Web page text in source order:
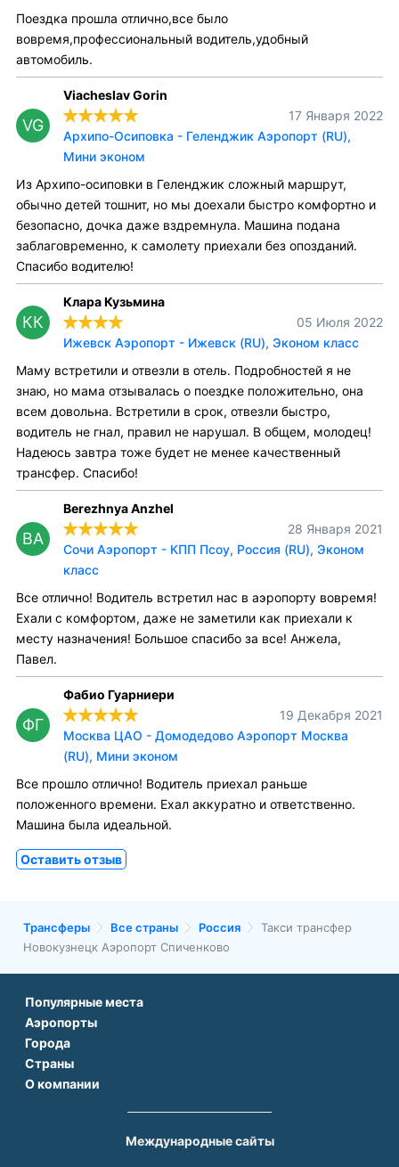
Поездка прошла отлично,все было
вовремя,профессиональный водитель,удобный
автомобиль.
VG
Viacheslav Gorin
17 Января 2022
Архипо-Осиповка - Геленджик Аэропорт (RU),
Мини эконом
Из Архипо-осиповки в Геленджик сложный маршрут,
обычно детей тошнит, но мы доехали быстро комфортно и
безопасно, дочка даже вздремнула. Машина подана
заблаговременно, к самолету приехали без опозданий.
Спасибо водителю!
КК
Клара Кузьмина
05 Июля 2022
Ижевск Аэропорт - Ижевск (RU), Эконом класс
Маму встретили и отвезли в отель. Подробностей я не
знаю, но мама отзывалась о поездке положительно, она
всем довольна. Встретили в срок, отвезли быстро,
водитель не гнал, правил не нарушал. В общем, молодец!
Надеюсь завтра тоже будет не менее качественный
трансфер. Спасибо!
BA
Berezhnya Anzhel
28 Января 2021
Сочи Аэропорт - КПП Псоу, Россия (RU), Эконом
класс
Все отлично! Водитель встретил нас в аэропорту вовремя!
Ехали с комфортом, даже не заметили как приехали к
месту назначения! Большое спасибо за все! Анжела,
Павел.
ФГ
Фабио Гуарниери
19 Декабря 2021
Москва ЦАО - Домодедово Аэропорт Москва
(RU), Мини эконом
Все прошло отлично! Водитель приехал раньше
положенного времени. Ехал аккуратно и ответственно.
Машина была идеальной.
Оставить отзыв
Трансферы Все страны Россия
Такси трансфер
Новокузнецк Аэропорт Спиченково
Популярные места
Аэропорт Подгорицы
Аэропорт Белграда
Аэропорт Дубая
Аэропорты
Аэропорт Антальи
Аэропорт Тбилиси
Аэропорт Барселоны
Города
Трансфер в Париже
Трансфер в Дубае
Трансфер в Риме
Трансфер в Белеке
Страны
Трансфер во Франции
Трансфер в Турции
Трансфер в Грузии
О компании
Международные сайты